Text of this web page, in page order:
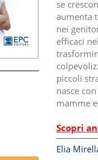
se
aumenta
nei
efficaci
piccoli
nasce
mamme
Scopri
Elia